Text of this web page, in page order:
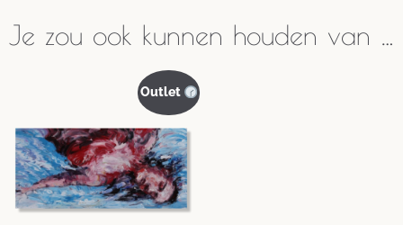
Je zou ook kunnen houden van …
Outlet